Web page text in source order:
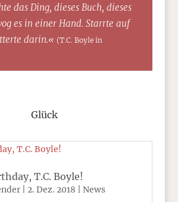
das Ding, dieses Buch, dieses
es in einer Hand. Starrte auf
darin.« (T.C. Boyle in
Glück
T.C. Boyle!
| 2. Dez. 2018
News